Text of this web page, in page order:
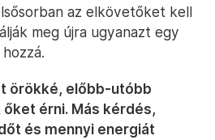
az elkövetőket kell
meg újra ugyanazt egy
örökké, előbb-utóbb
érni. Más kérdés,
és mennyi energiát